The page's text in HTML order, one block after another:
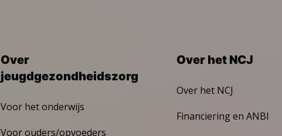
Over
jeugdgezondheidszorg
Voor het onderwijs
Voor ouders/opvoeders
Over het NCJ
Over het NCJ
Financiering en ANBI